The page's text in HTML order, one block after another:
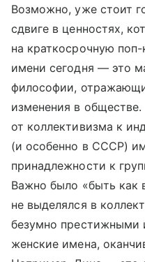
Возможно, уже стоит
сдвиге в ценностях,
на краткосрочную
имени сегодня — это
философии,
изменения в
от коллективизма к
(и особенно в СССР)
принадлежности к
Важно было «быть как
не выделялся в
безумно престижными
женские имена,